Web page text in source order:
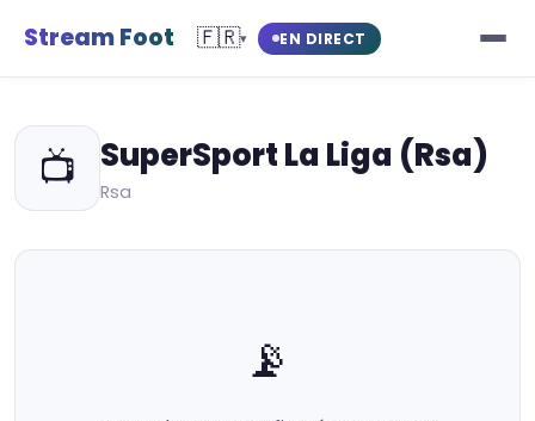
Stream Foot 🇫🇷▾ EN DIRECT
📺 SuperSport La Liga (Rsa)
Rsa
📡